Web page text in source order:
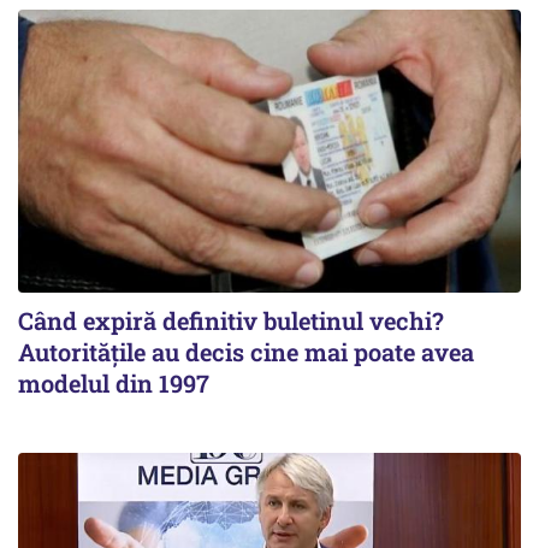
Când expiră definitiv buletinul vechi?
Autoritățile au decis cine mai poate avea
modelul din 1997